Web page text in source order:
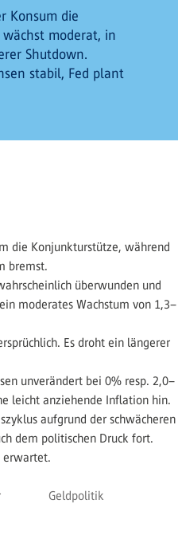
Konsum die
moderat, in
Shutdown.
stabil, Fed plant
die Konjunkturstütze, während
bremst.
überwunden und
moderates Wachstum von 1,3–
Es droht ein längerer
unverändert bei 0% resp. 2,0–
leicht anziehende Inflation hin.
aufgrund der schwächeren
dem politischen Druck fort.
erwartet.
Geldpolitik